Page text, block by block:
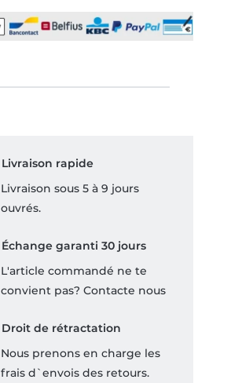
Livraison rapide
Livraison sous 5 à 9 jours
ouvrés.
Échange garanti 30 jours
L'article commandé ne te
convient pas? Contacte nous
Droit de rétractation
Nous prenons en charge les
frais d`envois des retours.